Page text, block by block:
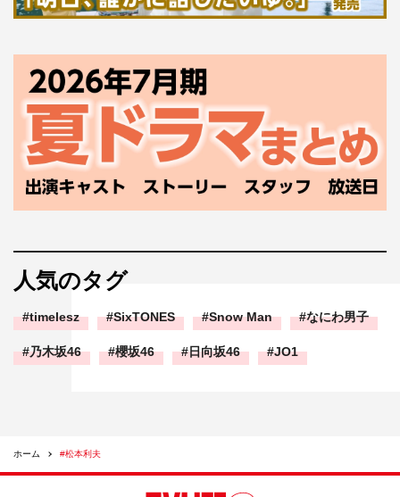
人気のタグ
timelesz SixTONES Snow Man なにわ男子
乃木坂46 櫻坂46 日向坂46 JO1
ホーム #松本利夫